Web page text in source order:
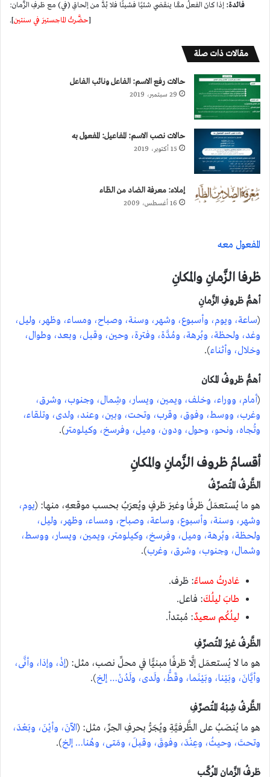
فائدة: إذا كانَ الفعلُ ممَّا ينقضي شئيًا فشيئًا فلا بُدَّ من إلحاقِ (في) مع ظرفِ الزَّمان:
[حضَّرتُ الماجستيرَ في سنتين].
مقالات ذات صلة
حالات رفع الاسم: الفاعل ونائب الفاعل
29 سبتمبر، 2019
حالات نصب الاسم: المفاعيل: المفعول به
15 أكتوبر، 2019
إملاء: معرفة الضاد من الظاء
16 أغسطس، 2009
المفعول معه
ظرفا الزَّمانِ والمكانِ
أهمُّ ظروفِ الزَّمانِ
(ساعة، ويوم، وأسبوع، وشهر، وسنة، وصباح، ومساء، وظهر، وليل،
وغد، ولحظة، وبُرهة، ومُدَّة، وفترة، وحين، وقبل، وبعد، وطوال،
وخلال، وأثناء).
أهمُّ ظروفُ المكان
(أمام، ووراء، وخلف، ويمين، ويسار، وشِمال، وجنوب، وشرق،
وغرب، ووسط، وفوق، وقرب، وتحت، وبين، وعند، ولدى، وتلقاء،
وتُجاه، ونحو، وحول، ودون، وميل، وفرسخ، وكيلومتر).
أقسامُ ظروف الزَّمانِ والمكانِ
الظَّرفُ المُتصرِّفُ
هو ما يُستعمَلُ ظرفًا وغيرَ ظرفٍ ويُعرَبُ بحسب موقعهِ، منها: (يوم،
وشهر، وسنة، وأسبوع، وساعة، وصباح، ومساء، وظهر، وليل،
ولحظة، وبُرهة، وميل، وفرسخ، وكيلومتر، ويمين، ويسار، ووسط،
وشمال، وجنوب، وشرق، وغرب).
غادرتُ مساءً: ظرف.
طابَ ليلُكَ: فاعل.
ليلُكُم سعيدٌ: مُبتدأ.
الظَّرفُ غيرُ المُتصرِّفِ
هو ما لا يُستعمَل إلَّا ظرفًا مبنيًّا في محلِّ نصب، مثل: (إذْ، وإذا، وأنَّى،
وأيَّانَ، وبَيْنا، وبَيْنَما، وقَطُّ، ولَدى، ولَدُنْ… إلخ).
الظَّرفُ شِبْهُ المُتصرِّفِ
هو ما يُنصَبُ على الظَّرفيَّةِ ويُجَرُّ بحرفِ الجرِّ، مثل: (الآنَ، وأيْنَ، وبَعْدَ،
وتحتَ، وحيثُ، وعِنْدَ، وفوقَ، وقبلَ، ومَتى، وهُنا… إلخ).
ظرفُ الزَّمانِ المُركَّبِ